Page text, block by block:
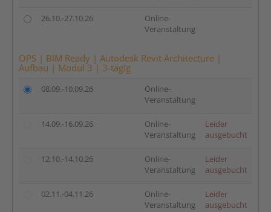
26.10.-27.10.26
Online-
Veranstaltung
OPS | BIM Ready | Autodesk Revit Architecture |
Aufbau | Modul 3 | 3-tägig
08.09.-10.09.26
Online-
Veranstaltung
14.09.-16.09.26
Online-
Veranstaltung
Leider
ausgebucht
12.10.-14.10.26
Online-
Veranstaltung
Leider
ausgebucht
02.11.-04.11.26
Online-
Veranstaltung
Leider
ausgebucht